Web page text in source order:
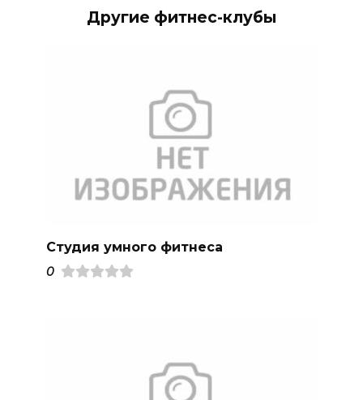
Другие фитнес-клубы
Студия умного фитнеса
0